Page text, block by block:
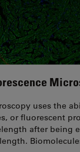
uses the
or fluorescent
after being